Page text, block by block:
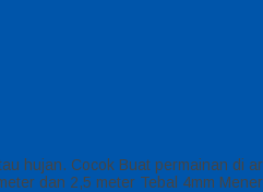
hujan. Cocok Buat permainan di
dan 2,5 meter Tebal 4mm